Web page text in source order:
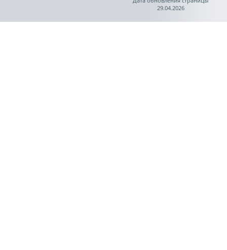
29.04.2026